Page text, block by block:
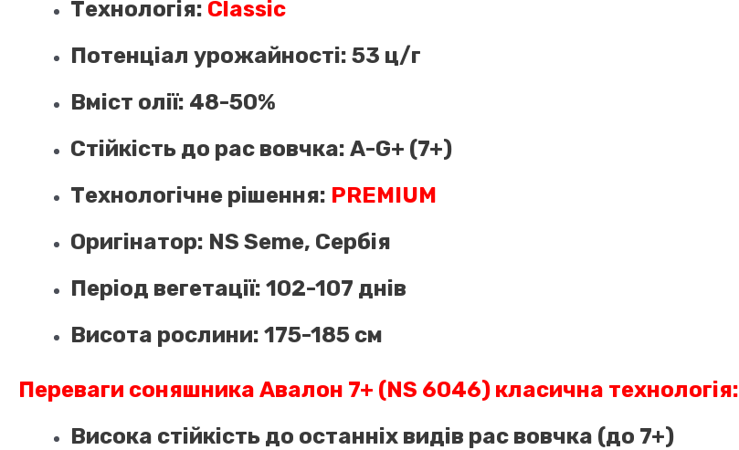
Технологія: Classic
Потенціал урожайності: 53 ц/г
Вміст олії: 48-50%
Стійкість до рас вовчка: A-G+ (7+)
Технологічне рішення: PREMIUM
Оригінатор: NS Seme, Сербія
Період вегетації: 102-107 днів
Висота рослини: 175-185 см
Переваги соняшника Авалон 7+ (NS 6046) класична технологія:
Висока стійкість до останніх видів рас вовчка (до 7+)